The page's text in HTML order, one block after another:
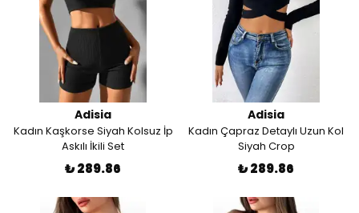
Adisia
Kadın Kaşkorse Siyah Kolsuz İp
Askılı İkili Set
₺ 289.86
Adisia
Kadın Çapraz Detaylı Uzun Kol
Siyah Crop
₺ 289.86